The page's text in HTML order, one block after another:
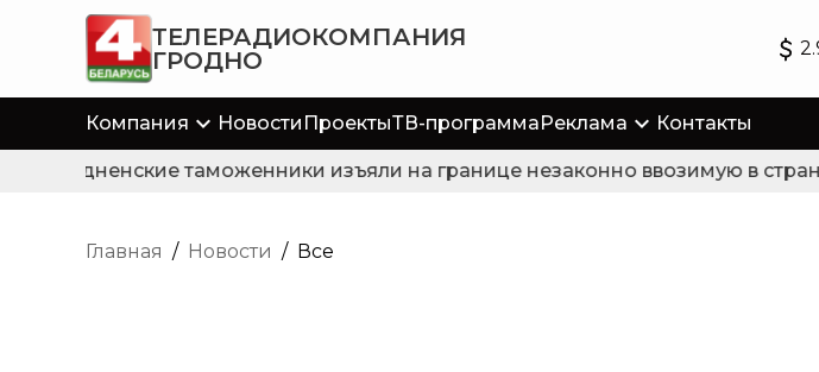
ТЕЛЕРАДИОКОМПАНИЯ
ГРОДНО
Компания Новости ПроектыТВ-программаРеклама Контакты
Гродненские таможенники изъяли на границе незаконно ввозимую в
Главная / Новости / Все